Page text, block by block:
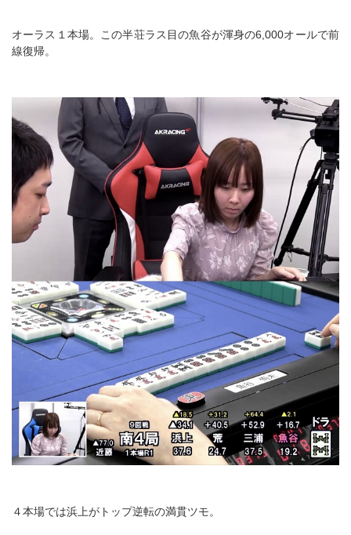
オーラス１本場。この半荘ラス目の魚谷が渾身の6,000オールで前
線復帰。
４本場では浜上がトップ逆転の満貫ツモ。